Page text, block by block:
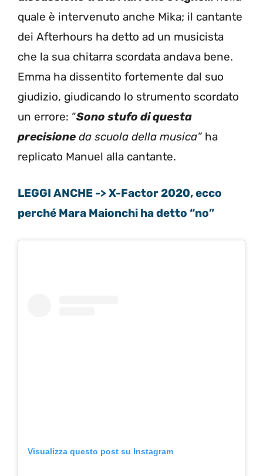
quale è intervenuto anche Mika; il cantante
dei Afterhours ha detto ad un musicista
che la sua chitarra scordata andava bene.
Emma ha dissentito fortemente dal suo
giudizio, giudicando lo strumento scordato
un errore: “Sono stufo di questa
precisione da scuola della musica” ha
replicato Manuel alla cantante.
LEGGI ANCHE -> X-Factor 2020, ecco
perché Mara Maionchi ha detto “no”
Visualizza questo post su Instagram